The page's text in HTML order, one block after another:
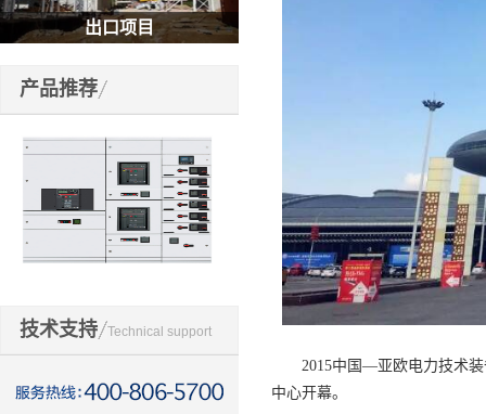
出口项目
产品推荐
技术支持 Technical support
2015中国—亚欧电力技术装备
中心开幕。